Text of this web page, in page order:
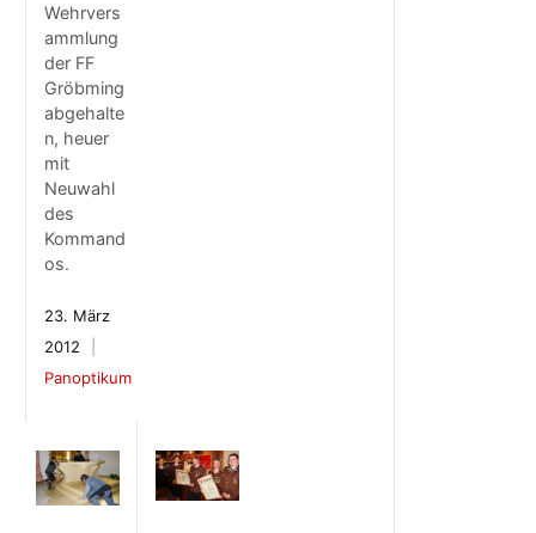
Wehrvers
ammlung
der FF
Gröbming
abgehalte
n, heuer
mit
Neuwahl
des
Kommand
os.
23. März
2012
Panoptikum